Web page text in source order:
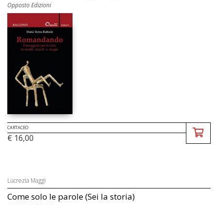
Opposto Edizioni
CARTACEO
€ 16,00
Lucrezia Maggi
Come solo le parole (Sei la storia)